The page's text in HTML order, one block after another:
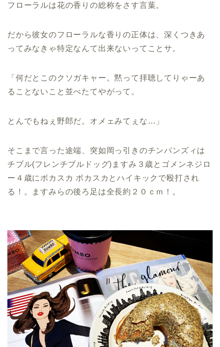
フローラルは花の香りの総称をさす言葉。
だから彼女のフローラルな香りの正体は、深くつきあ
ってみなきゃ特定なんて出来ないってことサ。
「何だとこのクソガキャー。黙って拝聴してりゃーあ
ることないこと並べたてやがって。
とんでもねぇ野郎だ。オメェみてぇな…」
そこまで言った途端、突如岡っ引きのチンパンズィは
チブル(フレンチブルドッグ)ますみ３歳とゴメンネジロ
ー４歳にボカスカ ボカスカとハイキックで殴打され
る！。ますみらの後ろ足は全長約２０ｃｍ！。